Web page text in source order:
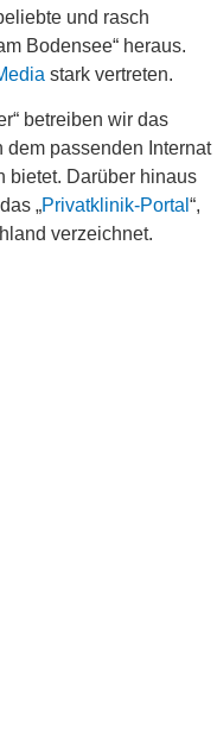
und rasch
Bodensee“ heraus.
stark vertreten.
betreiben wir das
dem passenden Internat
bietet. Darüber hinaus
„Privatklinik-Portal “,
verzeichnet.